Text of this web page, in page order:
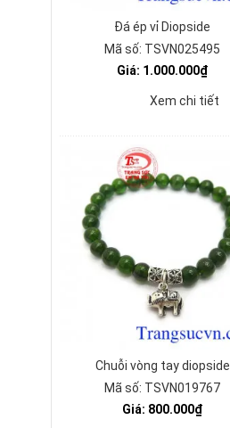
Đá ép vỉ Diopside
Mã số: TSVN025495
Giá: 1.000.000₫
Xem chi tiết
Chuỗi vòng tay diopside
Mã số: TSVN019767
Giá: 800.000₫